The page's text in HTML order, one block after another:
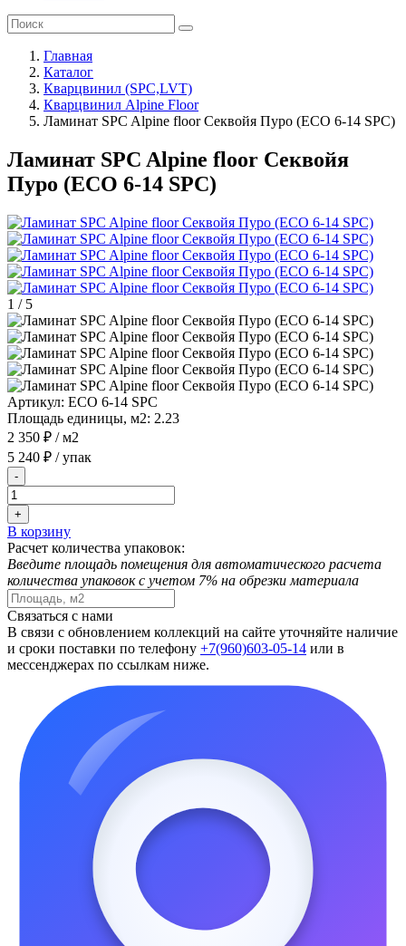
Главная
Каталог
Кварцвинил (SPC,LVT)
Кварцвинил Alpine Floor
Ламинат SPC Alpine floor Секвойя Пуро (ЕСО 6-14 SPC)
Ламинат SPC Alpine floor Секвойя
Пуро (ЕСО 6-14 SPC)
1 / 5
Артикул: ЕСО 6-14 SPC
Площадь единицы, м2: 2.23
2 350 ₽ / м2
5 240 ₽ / упак
-
+
В корзину
Расчет количества упаковок:
Введите площадь помещения для автоматического расчета
количества упаковок с учетом 7% на обрезки материала
Связаться с нами
В связи с обновлением коллекций на сайте уточняйте наличие
и сроки поставки по телефону +7(960)603-05-14 или в
мессенджерах по ссылкам ниже.